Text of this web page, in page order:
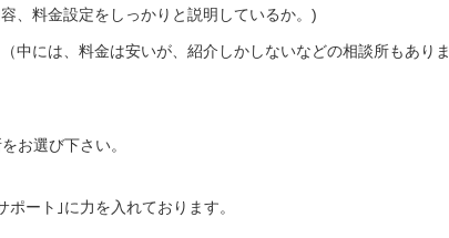
、料金設定をしっかりと説明しているか。)
中には、料金は安いが、紹介しかしないなどの相談所もありま
お選び下さい。
ート｣に力を入れております。